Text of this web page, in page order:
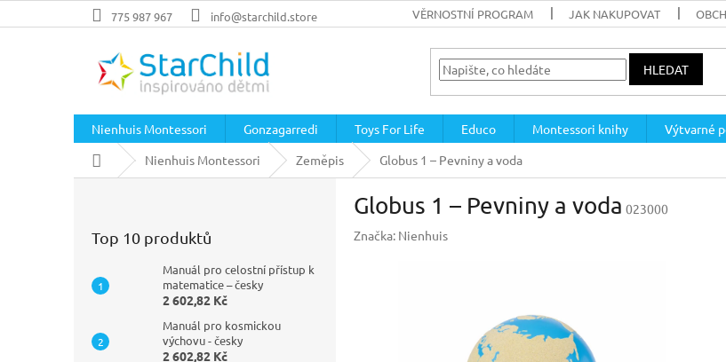
na
775 987 967 info@starchild.store VĚRNOSTNÍ PROGRAM JAK NAKUPOVAT
HLEDAT
Nienhuis Montessori Gonzagarredi Toys For Life Educo Montessori knihy Výtvarné
Domů
Nienhuis Montessori Zeměpis Globus 1 – Pevniny a voda
Top 10 produktů
Manuál pro celostní přístup k
matematice – česky
2 602,82 Kč
Manuál pro kosmickou
výchovu - česky
2 602,82 Kč
Globus 1 – Pevniny a voda 023000
Značka: Nienhuis